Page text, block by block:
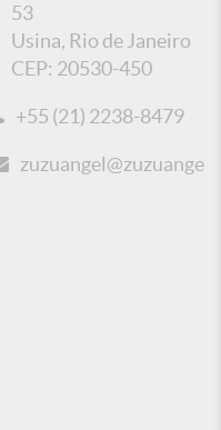
53
Usina, Rio de Janeiro
CEP: 20530-450
+55 (21) 2238-8479